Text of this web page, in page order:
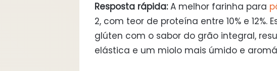
Resposta rápida:A melhor farinha para
2, com teor de proteína entre 10% e
glúten com o sabor do grão integral,
elástica e um miolo mais úmido e